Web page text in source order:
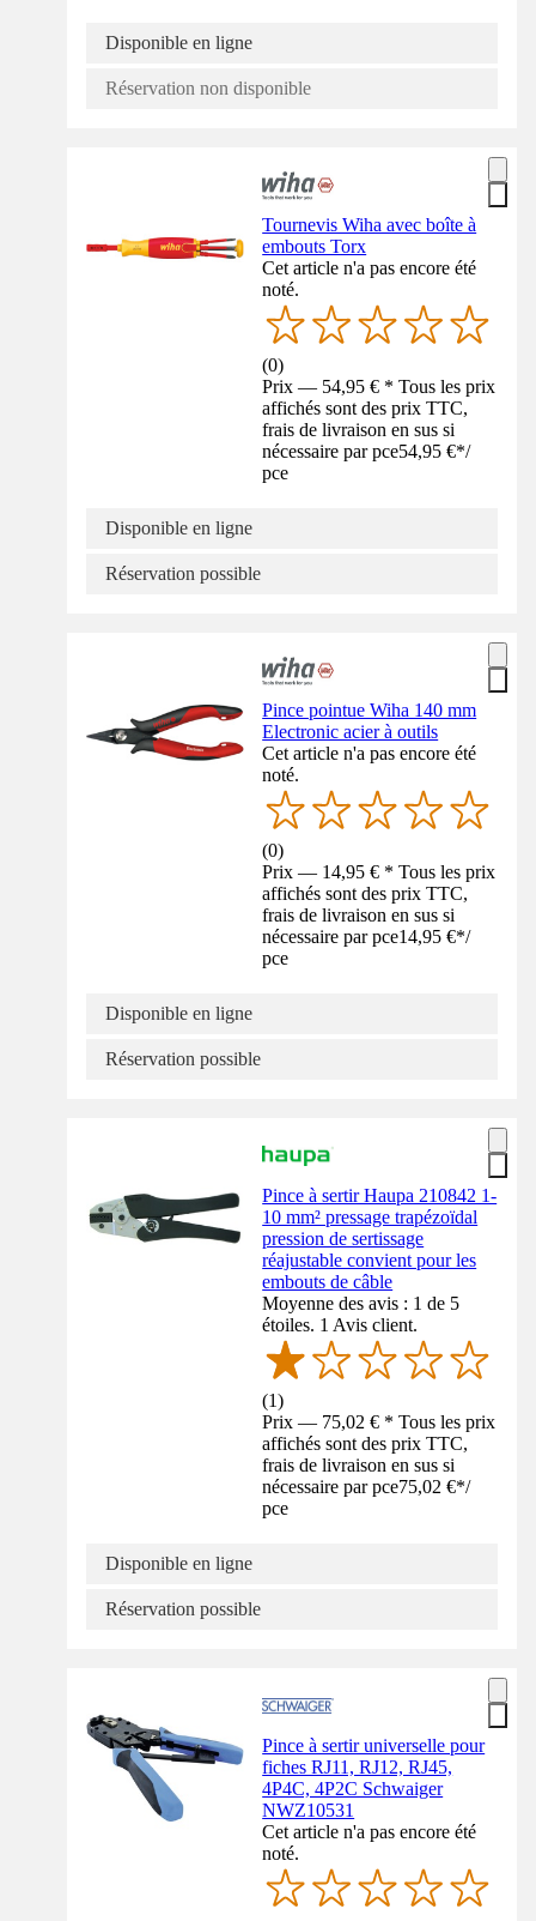
Disponible en ligne
Réservation non disponible
Tournevis Wiha avec boîte à
embouts Torx
Cet article n'a pas encore été
noté.
(0)
Prix — 54,95 € * Tous les prix
affichés sont des prix TTC,
frais de livraison en sus si
nécessaire par pce54,95 €*/
pce
Disponible en ligne
Réservation possible
Pince pointue Wiha 140 mm
Electronic acier à outils
Cet article n'a pas encore été
noté.
(0)
Prix — 14,95 € * Tous les prix
affichés sont des prix TTC,
frais de livraison en sus si
nécessaire par pce14,95 €*/
pce
Disponible en ligne
Réservation possible
Pince à sertir Haupa 210842 1-
10 mm² pressage trapézoïdal
pression de sertissage
réajustable convient pour les
embouts de câble
Moyenne des avis : 1 de 5
étoiles. 1 Avis client.
(1)
Prix — 75,02 € * Tous les prix
affichés sont des prix TTC,
frais de livraison en sus si
nécessaire par pce75,02 €*/
pce
Disponible en ligne
Réservation possible
Pince à sertir universelle pour
fiches RJ11, RJ12, RJ45,
4P4C, 4P2C Schwaiger
NWZ10531
Cet article n'a pas encore été
noté.